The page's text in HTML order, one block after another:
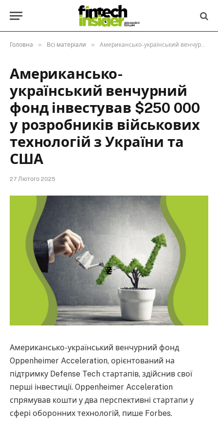
Головна » Всі матеріали » Американсько-український венчурний фонд інвестував $250 000 у розробників військових технологій з України та США
Американсько-
український венчурний
фонд інвестував $250 000
у розробників військових
технологій з України та
США
27 Лютого 2025
Американсько-український венчурний фонд
Oppenheimer Acceleration, орієнтований на
підтримку Defense Tech стартапів, здійснив свої
перші інвестиції. Oppenheimer Acceleration
спрямував кошти у два перспективні стартапи у
сфері оборонних технологій, пише Forbes.